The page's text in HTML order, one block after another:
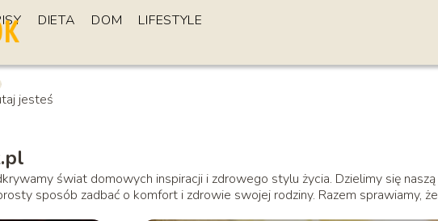
DIETA DOM LIFESTYLE
jesteś
świat domowych inspiracji i zdrowego stylu życia. Dzielimy się
sposób zadbać o komfort i zdrowie swojej rodziny. Razem sprawiamy, że